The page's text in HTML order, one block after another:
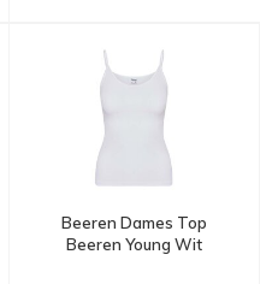
Beeren Dames Top
Beeren Young Wit